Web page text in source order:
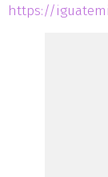
https://